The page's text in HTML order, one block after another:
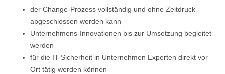
der Change-Prozess vollständig und ohne Zeitdruck
abgeschlossen werden kann
Unternehmens-Innovationen bis zur Umsetzung begleitet
werden
für die IT-Sicherheit in Unternehmen Experten direkt vor
Ort tätig werden können